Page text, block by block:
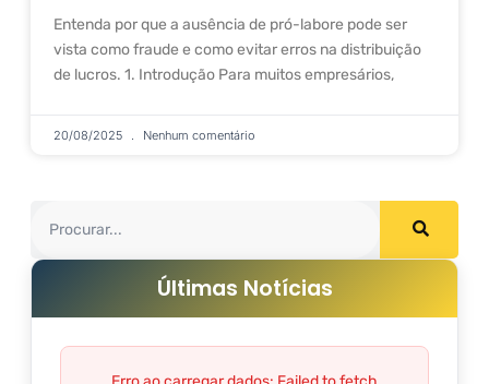
Entenda por que a ausência de pró-labore pode ser
vista como fraude e como evitar erros na distribuição
de lucros. 1. Introdução Para muitos empresários,
20/08/2025 Nenhum comentário
Últimas Notícias